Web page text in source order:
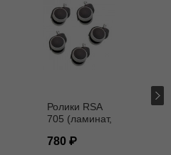
Ролики RSA
705 (ламинат,
мм
780